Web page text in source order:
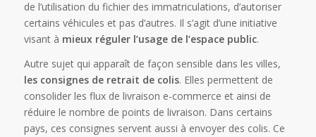
de l’utilisation du fichier des immatriculations, d’autoriser
certains véhicules et pas d’autres. Il s’agit d’une initiative
visant à mieux réguler l’usage de l’espace public.
Autre sujet qui apparaît de façon sensible dans les villes,
les consignes de retrait de colis. Elles permettent de
consolider les flux de livraison e-commerce et ainsi de
réduire le nombre de points de livraison. Dans certains
pays, ces consignes servent aussi à envoyer des colis. Ce